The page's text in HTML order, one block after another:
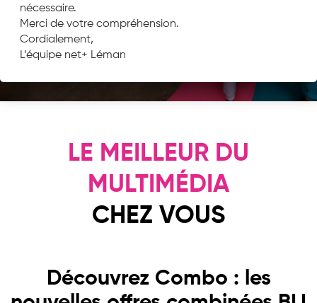
COLLABORATEURS
PARTICULIER BUSINESS
LE MEILLEUR DU
MULTIMÉDIA
CHEZ VOUS
Découvrez Combo : les
nécessaire.
Merci de votre compréhension.
Cordialement,
L’équipe net+ Léman